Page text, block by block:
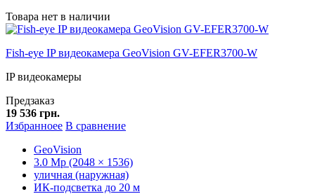
Товара нет в наличии
Fish-eye IP видеокамера GeoVision GV-EFER3700-W
IP видеокамеры
Предзаказ
19 536 грн.
Избранноее В сравнение
GeoVision
3.0 Mp (2048 × 1536)
уличная (наружная)
ИК-подсветка до 20 м